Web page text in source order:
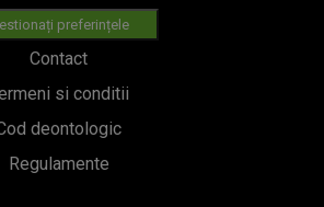
preferințele
Contact
si conditii
deontologic
Regulamente